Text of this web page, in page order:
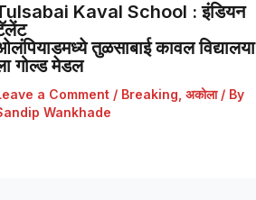
Kaval School : इंडियन
तुळसाबाई कावल विद्यालया
गोल्ड मेडल
a Comment / Breaking अकोला/ By
Wankhade